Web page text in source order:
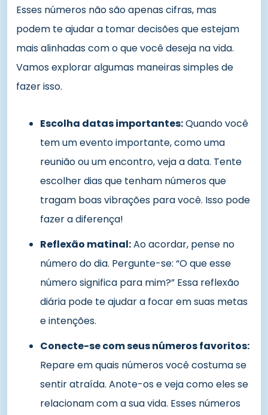
Esses números não são apenas cifras, mas
podem te ajudar a tomar decisões que estejam
mais alinhadas com o que você deseja na vida.
Vamos explorar algumas maneiras simples de
fazer isso.
Escolha datas importantes:Quando você
tem um evento importante, como uma
reunião ou um encontro, veja a data. Tente
escolher dias que tenham números que
tragam boas vibrações para você. Isso pode
fazer a diferença!
Reflexão matinal:Ao acordar, pense no
número do dia. Pergunte-se: “O que esse
número significa para mim?” Essa reflexão
diária pode te ajudar a focar em suas metas
e intenções.
Conecte-se com seus números favoritos:
Repare em quais números você costuma se
sentir atraída. Anote-os e veja como eles se
relacionam com a sua vida. Esses números